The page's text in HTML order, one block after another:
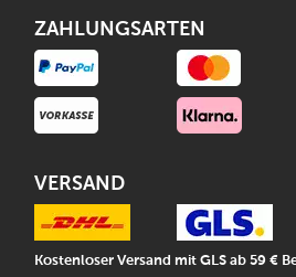
ZAHLUNGSARTEN
VERSAND
Kostenloser Versand mit GLS ab 59 €